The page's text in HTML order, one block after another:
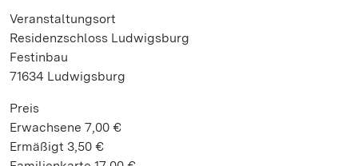
Veranstaltungsort
Residenzschloss Ludwigsburg
Festinbau
71634 Ludwigsburg
Preis
Erwachsene 7,00 €
Ermäßigt 3,50 €